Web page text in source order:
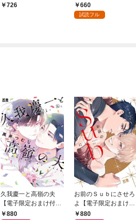
726 660
試読フル
久我慶一と高嶺の夫
【電子限定おまけ付
き】880
お前のＳｕｂにさせろ
よ【電子限定おまけ付
き】880